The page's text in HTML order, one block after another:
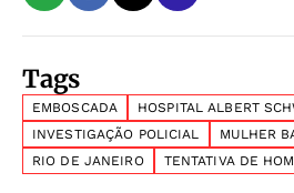
Tags
EMBOSCADA
HOSPITAL ALBERT
INVESTIGAÇÃO POLICIAL
MULHER
RIO DE JANEIRO
TENTATIVA DE